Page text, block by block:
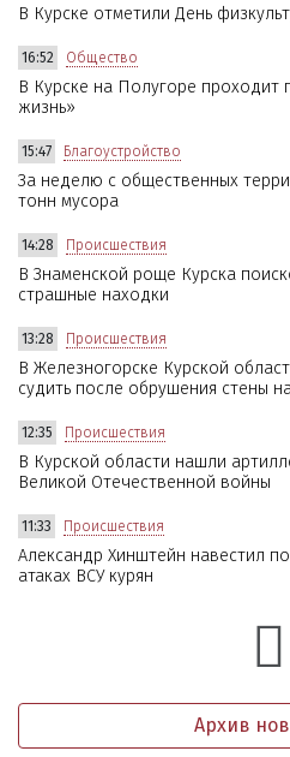
В Курске отметили День
16:52 Общество
В Курске на Полугоре
жизнь»
15:47 Благоустройство
За неделю с общественных
тонн мусора
14:28 Происшествия
В Знаменской роще Курска
страшные находки
13:28 Происшествия
В Железногорске Курской
судить после обрушения стены
12:35 Происшествия
В Курской области нашли
Великой Отечественной войны
11:33 Происшествия
Александр Хинштейн навестил
атаках ВСУ курян
Архив